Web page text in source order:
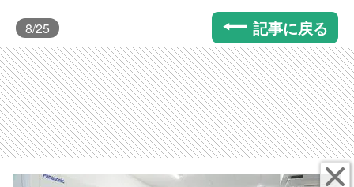
8/25 記事に戻る